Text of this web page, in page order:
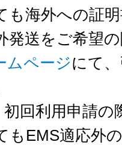
も海外への証
発送をご希望
ムページにて
回利用申請の
もEMS適応外